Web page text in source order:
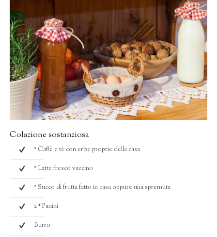
Colazione sostanziosa
* Caffè e tè con erbe proprie della casa
* Latte fresco vaccino
* Succo di frutta fatto in casa oppure una spremuta
2 * Panini
Burro